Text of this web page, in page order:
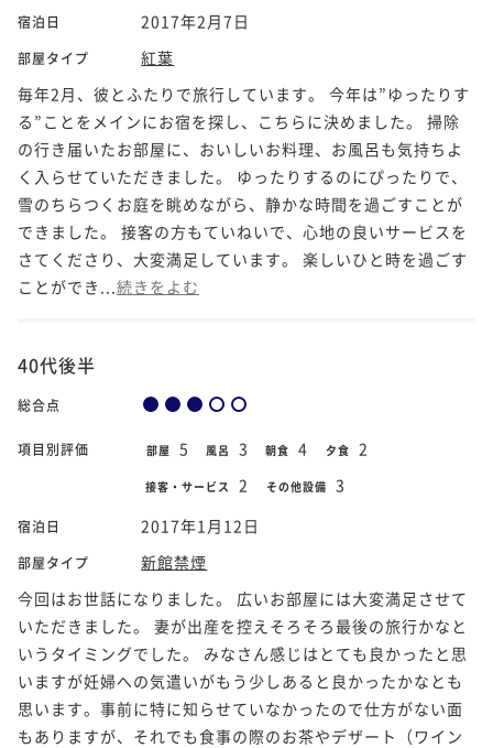
宿泊日 2017年2月7日
部屋タイプ
紅葉
毎年2月、彼とふたりで旅行しています。 今年は”ゆったりす
る”ことをメインにお宿を探し、こちらに決めました。 掃除
の行き届いたお部屋に、おいしいお料理、お風呂も気持ちよ
く入らせていただきました。 ゆったりするのにぴったりで、
雪のちらつくお庭を眺めながら、静かな時間を過ごすことが
できました。 接客の方もていねいで、心地の良いサービスを
さてくださり、大変満足しています。 楽しいひと時を過ごす
ことができ... 続きをよむ
40代後半
総合点
項目別評価 部屋 5 風呂 3 朝食 4 夕食 2
接客・サービス 2 その他設備 3
宿泊日 2017年1月12日
部屋タイプ
新館禁煙
今回はお世話になりました。 広いお部屋には大変満足させて
いただきました。 妻が出産を控えそろそろ最後の旅行かなと
いうタイミングでした。 みなさん感じはとても良かったと思
いますが妊婦への気遣いがもう少しあると良かったかなとも
思います。事前に特に知らせていなかったので仕方がない面
もありますが、それでも食事の際のお茶やデザート（ワイン